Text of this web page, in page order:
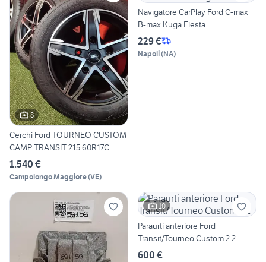
8
Cerchi Ford TOURNEO CUSTOM
CAMP TRANSIT 215 60R17C
1.540 €
Campolongo Maggiore(VE)
Navigatore CarPlay Ford C-max
B-max Kuga Fiesta
229 €
Napoli(NA)
10
Paraurti anteriore Ford
Transit/Tourneo Custom 2.2
600 €